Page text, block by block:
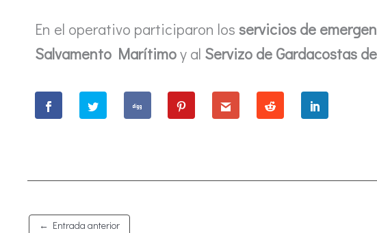
En el operativo participaron los servicios de
Salvamento Marítimoy al Servizo de Gardacostas
← Entrada anterior